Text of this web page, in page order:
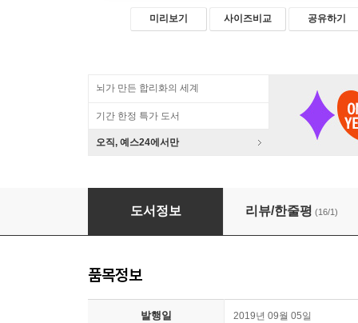
미리보기 사이즈비교 공유하기
뇌가 만든 합리화의 세계
기간 한정 특가 도서
오직, 예스24에서만
동물의 운동능력에 관한 거의 모든 것
도서정보 리뷰/한줄평 (16/1)
품목정보
발행일 2019년 09월 05일